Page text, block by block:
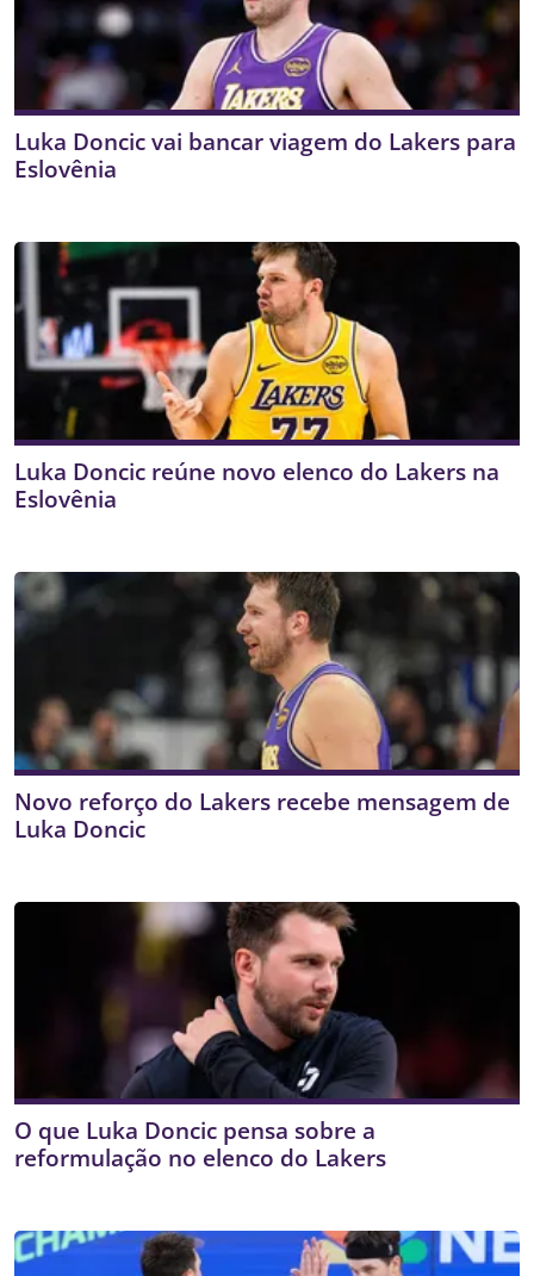
Luka Doncic vai bancar viagem do Lakers para
Eslovênia
Luka Doncic reúne novo elenco do Lakers na
Eslovênia
Novo reforço do Lakers recebe mensagem de
Luka Doncic
O que Luka Doncic pensa sobre a
reformulação no elenco do Lakers